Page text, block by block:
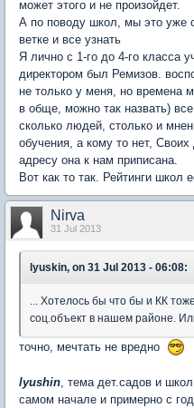
может этого и не произойдет.
А по поводу школ, мы это уже
ветке и все узнать
Я лично с 1-го до 4-го класса
директором был Ремизов.
не только у меня, но времена
в обще, можно так назвать)
сколько людей, столько и
обучения, а кому то нет,
адресу она к нам приписана.
Вот как то так. Рейтинги школ
Nirva
31 Jul 2013
lyuskin, on 31 Jul 2013 - 06:08:
... Хотелось бы что бы и КК
соц.объект в нашем районе.
точно, мечтать не вредно
lyushin, тема дет.садов и
самом начале и примерно с